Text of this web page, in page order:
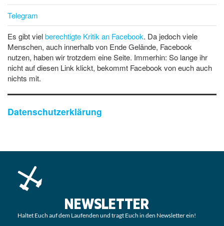
Telegram
Es gibt vielberechtigte Kritik an Facebook. Da jedoch viele
Menschen, auch innerhalb von Ende Gelände, Facebook
nutzen, haben wir trotzdem eine Seite. Immerhin: So lange ihr
nicht auf diesen Link klickt, bekommt Facebook von euch auch
nichts mit.
Datenschutzerklärung
NEWSLETTER
Haltet Euch auf dem Laufenden und tragt Euch in den Newsletter ein!